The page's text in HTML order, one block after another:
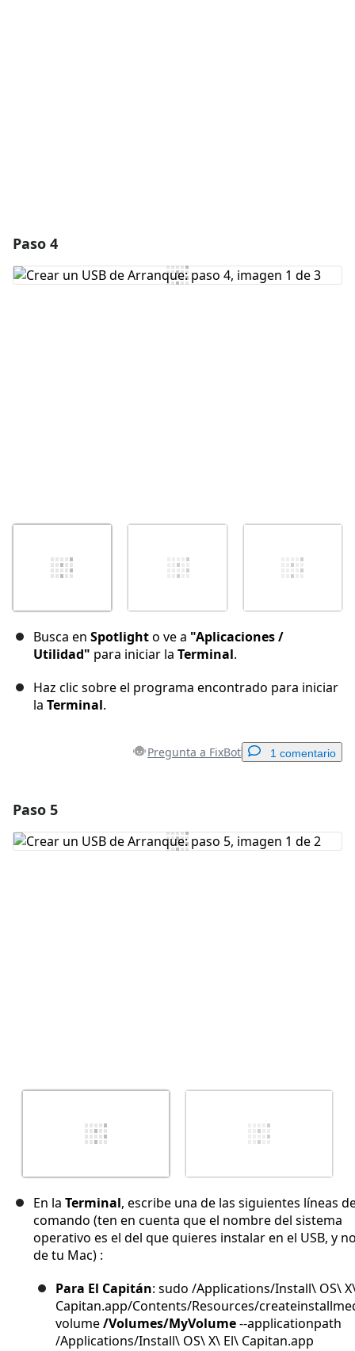
Paso 4
Busca en Spotlighto ve a "Aplicaciones /
Utilidad" para iniciar la Terminal.
Haz clic sobre el programa encontrado para iniciar
la Terminal.
Pregunta a FixBot 1 comentario
Agregar Comentario
Paso 5
En la Terminal, escribe una de las siguientes líneas
comando (ten en cuenta que el nombre del sistema
operativo es el del que quieres instalar en el USB, y
de tu Mac) :
Para El Capitán: sudo /Applications/Install\ OS\
Capitan.app/Contents/Resources/
volume/Volumes/MyVolume--applicationpath
/Applications/Install\ OS\ X\ El\ Capitan.app